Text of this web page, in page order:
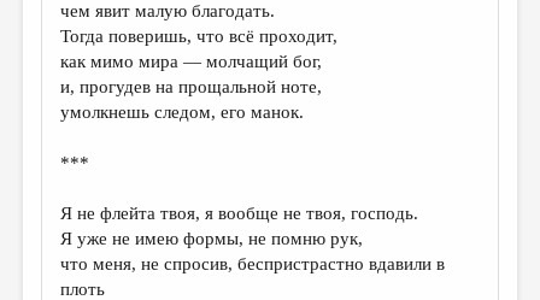
чем явит малую благодать.
Тогда поверишь, что всё проходит,
как мимо мира — молчащий бог,
и, прогудев на прощальной ноте,
умолкнешь следом, его манок.
***
Я не флейта твоя, я вообще не твоя, господь.
Я уже не имею формы, не помню рук,
что меня, не спросив, беспристрастно вдавили в
плоть